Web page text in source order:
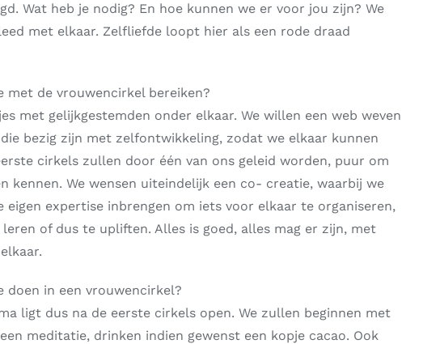
Wat heb je nodig? En hoe kunnen we er voor jou zijn? We
met elkaar. Zelfliefde loopt hier als een rode draad
met de vrouwencirkel bereiken?
met gelijkgestemden onder elkaar. We willen een web weven
bezig zijn met zelfontwikkeling, zodat we elkaar kunnen
cirkels zullen door één van ons geleid worden, puur om
kennen. We wensen uiteindelijk een co- creatie, waarbij we
eigen expertise inbrengen om iets voor elkaar te organiseren,
of dus te upliften. Alles is goed, alles mag er zijn, met
doen in een vrouwencirkel?
ligt dus na de eerste cirkels open. We zullen beginnen met
meditatie, drinken indien gewenst een kopje cacao. Ook